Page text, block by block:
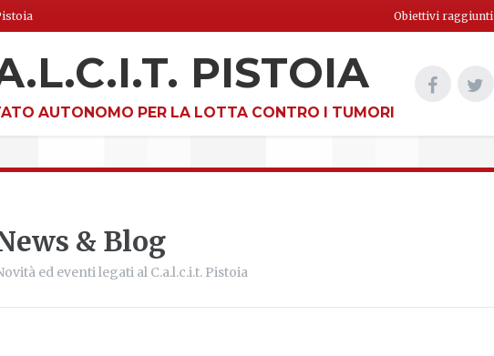
Obiettivi raggiunti
PISTOIA
AUTONOMO PER LA LOTTA CONTRO I TUMORI
& Blog
ed eventi legati al C.a.l.c.i.t. Pistoia